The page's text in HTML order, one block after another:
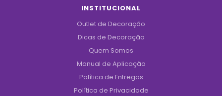
INSTITUCIONAL
Outlet de Decoração
Dicas de Decoração
Quem Somos
Manual de Aplicação
Política de Entregas
Política de Privacidade